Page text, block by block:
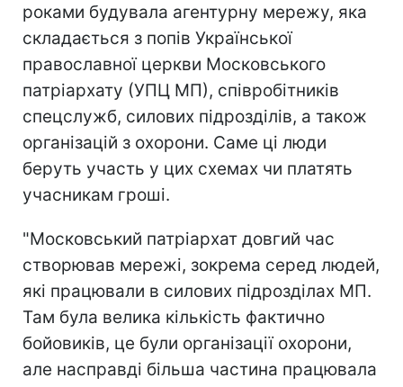
роками будувала агентурну мережу, яка
складається з попів Української
православної церкви Московського
патріархату (УПЦ МП), співробітників
спецслужб, силових підрозділів, а також
організацій з охорони. Саме ці люди
беруть участь у цих схемах чи платять
учасникам гроші.
"Московський патріархат довгий час
створював мережі, зокрема серед людей,
які працювали в силових підрозділах МП.
Там була велика кількість фактично
бойовиків, це були організації охорони,
але насправді більша частина працювала